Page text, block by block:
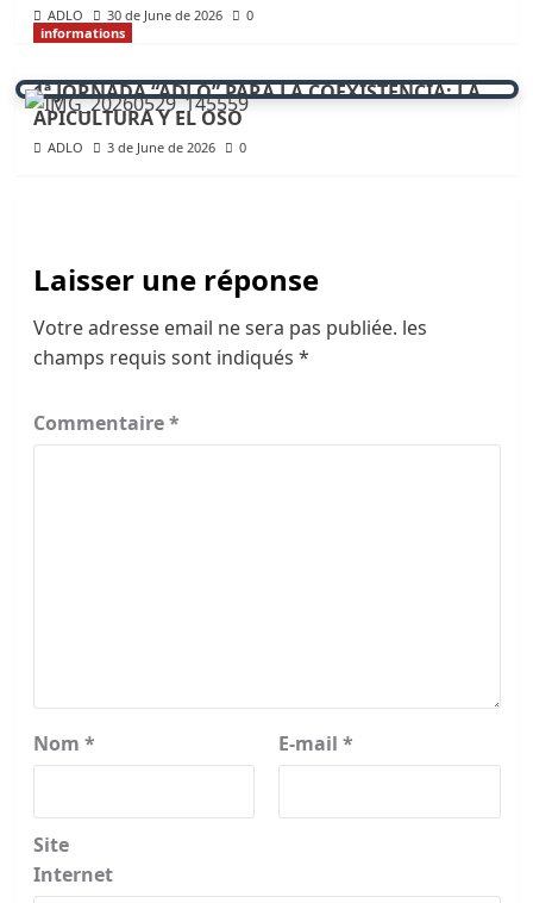
ADLO 30 de June de 2026
0
informations
1ª JORNADA “ADLO” PARA LA COEXISTENCIA: LA
APICULTURA Y EL OSO
ADLO 3 de June de 2026 0
Laisser une réponse
Votre adresse email ne sera pas publiée. les
champs requis sont indiqués *
Commentaire*
Nom * E-mail *
Site
Internet